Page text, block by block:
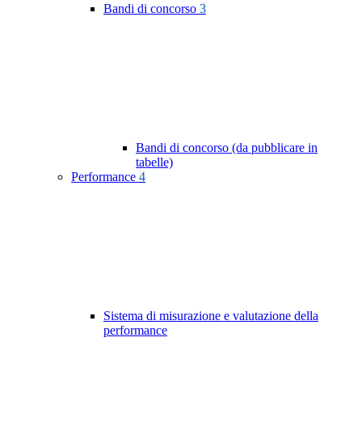
Bandi di concorso 3
Bandi di concorso (da pubblicare in
tabelle)
Performance 4
Sistema di misurazione e valutazione della
performance